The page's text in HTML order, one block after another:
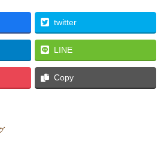
twitter
LINE
Copy